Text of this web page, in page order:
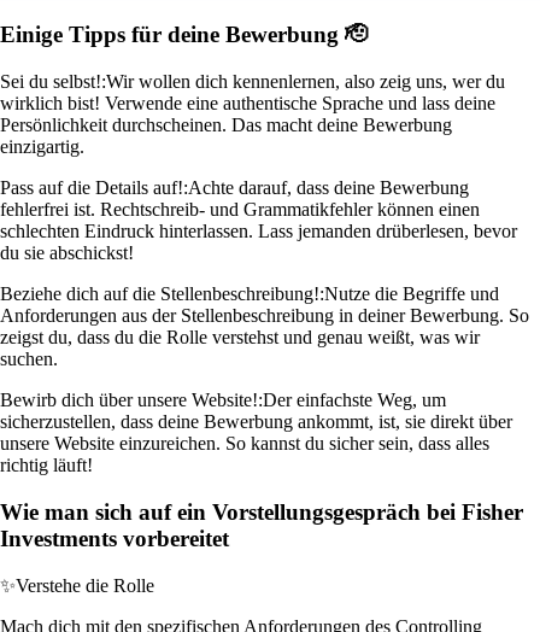
Einige Tipps für deine Bewerbung 🫡
Sei du selbst!:Wir wollen dich kennenlernen, also zeig uns, wer du
wirklich bist! Verwende eine authentische Sprache und lass deine
Persönlichkeit durchscheinen. Das macht deine Bewerbung
einzigartig.
Pass auf die Details auf!:Achte darauf, dass deine Bewerbung
fehlerfrei ist. Rechtschreib- und Grammatikfehler können einen
schlechten Eindruck hinterlassen. Lass jemanden drüberlesen, bevor
du sie abschickst!
Beziehe dich auf die Stellenbeschreibung!:Nutze die Begriffe und
Anforderungen aus der Stellenbeschreibung in deiner Bewerbung. So
zeigst du, dass du die Rolle verstehst und genau weißt, was wir
suchen.
Bewirb dich über unsere Website!:Der einfachste Weg, um
sicherzustellen, dass deine Bewerbung ankommt, ist, sie direkt über
unsere Website einzureichen. So kannst du sicher sein, dass alles
richtig läuft!
Wie man sich auf ein Vorstellungsgespräch bei Fisher
Investments vorbereitet
✨Verstehe die Rolle
Mach dich mit den spezifischen Anforderungen des Controlling